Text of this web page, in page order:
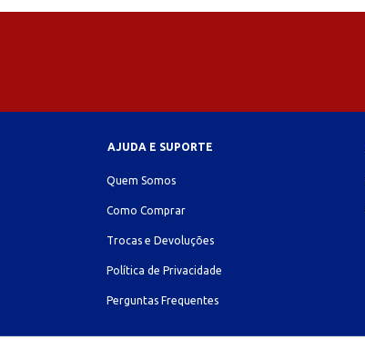
AJUDA E SUPORTE
Quem Somos
Como Comprar
Trocas e Devoluções
Política de Privacidade
Perguntas Frequentes